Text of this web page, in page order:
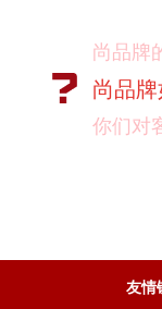
尚品牌
尚品
你们对
有没
项目
友情